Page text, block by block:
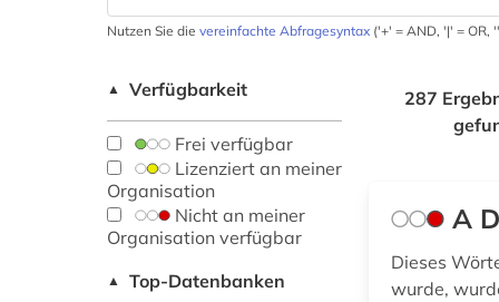
Nutzen Sie die vereinfachte Abfragesyntax ('+' = AND, '|' = OR,
▲ Verfügbarkeit
Frei verfügbar
Lizenziert an meiner
Organisation
Nicht an meiner
Organisation verfügbar
▲ Top-Datenbanken
287
A
Dieses
wurde,